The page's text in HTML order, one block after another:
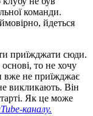
команди.
йдеться
приїжджати сюди.
то не хочу
вже не приїжджає
викликають. Він
Як це може
каналу.